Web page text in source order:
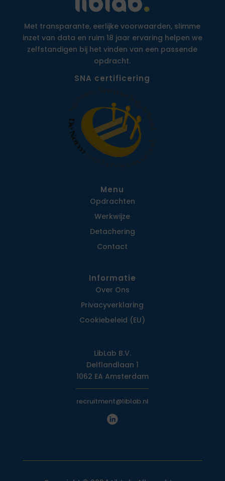
Met transparante, eerlijke voorwaarden, slimme
inzet van data en ruim 18 jaar ervaring helpen we
zelfstandigen bij het vinden van een passende
opdracht.
SNA certificering
Menu
Opdrachten
Werkwijze
Detachering
Contact
Informatie
Over Ons
Privacy­verklaring
Cookiebeleid (EU)
LibLab B.V.
Delflandlaan 1
1062 EA Amsterdam
recruitment@liblab.nl